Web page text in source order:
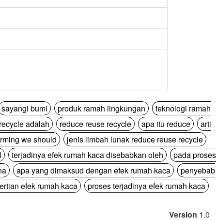
sayangi bumi produk ramah lingkungan
teknologi ramah
adalah
reduce reuse recycle apa itu reduce
arti
we should
jenis limbah lunak reduce reuse recycle
terjadinya efek rumah kaca disebabkan oleh
pada proses
apa yang dimaksud dengan efek rumah kaca
penyebab
efek rumah kaca
proses terjadinya efek rumah kaca
Version 1.0